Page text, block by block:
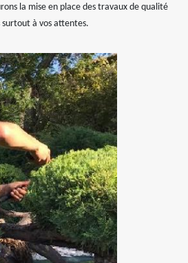
la mise en place des travaux de qualité
à vos attentes.